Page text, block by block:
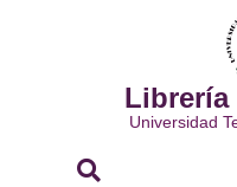
Librería
Universidad
Buscar